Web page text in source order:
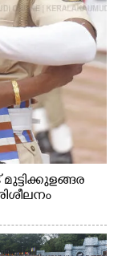
മുട്ടിക്കുളങ്ങര